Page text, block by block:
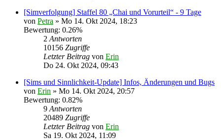
[Simverfolgung] Staffel 80 „Chai und Vorurteil“ - 9 Tage
von Petra » Mo 14. Okt 2024, 18:23
Bewertung: 0.26%
2 Antworten
10156 Zugriffe
Letzter Beitrag von Erin
Do 24. Okt 2024, 09:43
[Sims und Sinnlichkeit-Update] Infos, Änderungen und Bugs
von Erin » Mo 14. Okt 2024, 20:57
Bewertung: 0.82%
9 Antworten
20489 Zugriffe
Letzter Beitrag von Erin
Sa 19. Okt 2024, 11:09